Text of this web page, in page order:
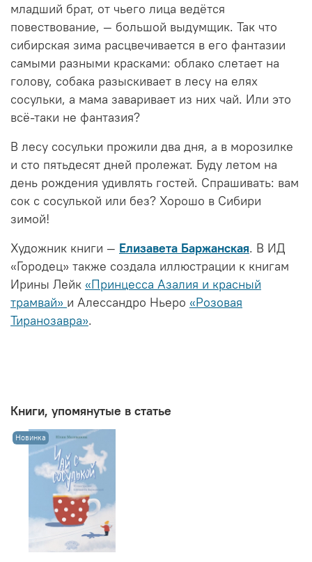
младший брат, от чьего лица ведётся
повествование‚ — большой выдумщик. Так что
сибирская зима расцвечивается в его фантазии
самыми разными красками: облако слетает на
голову, собака разыскивает в лесу на елях
сосульки, а мама заваривает из них чай. Или это
всё-таки не фантазия?
В лесу сосульки прожили два дня, а в морозилке
и сто пятьдесят дней пролежат. Буду летом на
день рождения удивлять гостей. Спрашивать: вам
сок с сосулькой или без? Хорошо в Сибири
зимой!
Художник книги — Елизавета Баржанская. В ИД
«Городец» также создала иллюстрации к книгам
Ирины Лейк «Принцесса Азалия и красный
трамвай» и Алессандро Ньеро «Розовая
Тиранозавра».
Книги, упомянутые в статье
Новинка